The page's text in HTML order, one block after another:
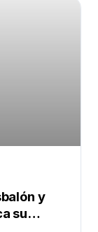
y
su